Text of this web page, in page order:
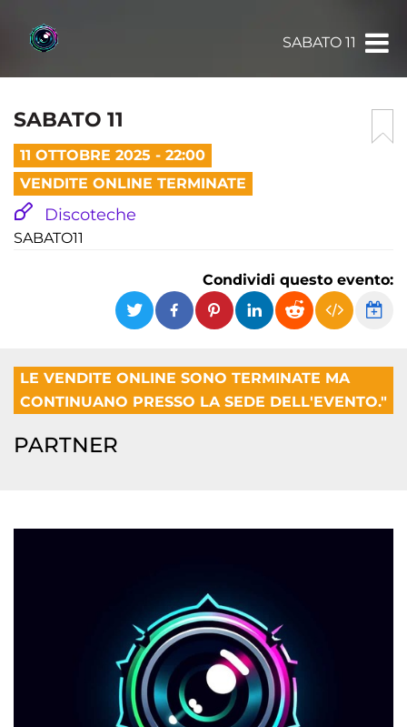
SABATO 11
SABATO 11
11 OTTOBRE 2025 - 22:00
VENDITE ONLINE TERMINATE
Discoteche
SABATO11
Condividi questo evento:
LE VENDITE ONLINE SONO TERMINATE MA
CONTINUANO PRESSO LA SEDE DELL'EVENTO."
PARTNER